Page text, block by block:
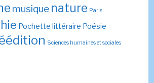
musique nature Paris
Pochette littéraire Poésie
Sciences humaines et sociales